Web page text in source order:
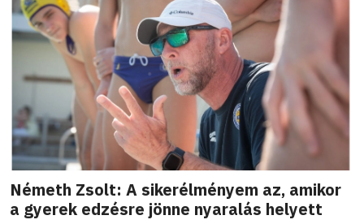
Németh Zsolt: A sikerélményem az, amikor
a gyerek edzésre jönne nyaralás helyett